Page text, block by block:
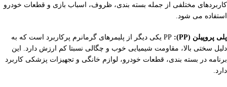
کاربردهای مختلفی از جمله بسته بندی، ظروف، اسباب بازی و قطعات خودرو
استفاده می شود.
پلی پروپیلن (PP):
PP یکی دیگر از پلیمرهای گرمانرم پرکاربرد است که به
دلیل سختی بالا، مقاومت شیمیایی خوب و چگالی نسبتا کم ارزش دارد. این
برنامه در بسته بندی، قطعات خودرو، لوازم خانگی و تجهیزات پزشکی کاربرد
دارد.